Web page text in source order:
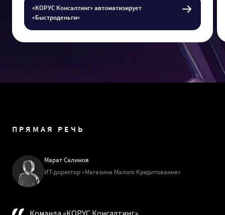
«КОРУС Консалтинг» автоматизирует
«Быстроденьги»
ПРЯМАЯ РЕЧЬ
Марат Салимов
ИТ-директор «Магазина Малого Кредитования»